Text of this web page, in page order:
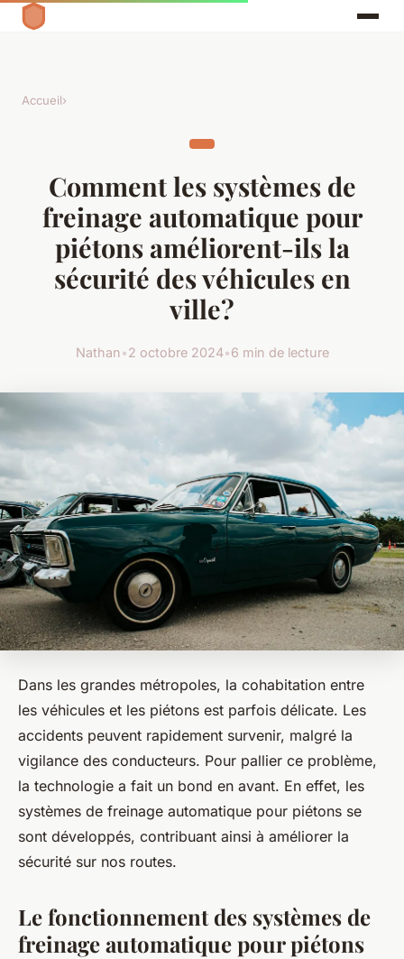
Accueil›
Comment les systèmes de
freinage automatique pour
piétons améliorent-ils la
sécurité des véhicules en
ville?
Nathan•2 octobre 2024•6 min de lecture
Dans les grandes métropoles, la cohabitation entre
les véhicules et les piétons est parfois délicate. Les
accidents peuvent rapidement survenir, malgré la
vigilance des conducteurs. Pour pallier ce problème,
la technologie a fait un bond en avant. En effet, les
systèmes de freinage automatique pour piétons se
sont développés, contribuant ainsi à améliorer la
sécurité sur nos routes.
Le fonctionnement des systèmes de
freinage automatique pour piétons